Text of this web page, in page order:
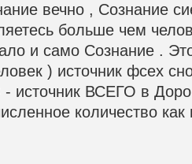
вечно , Сознание
больше чем
и само Сознание .
) источник фсех
источник ВСЕГО в
количество